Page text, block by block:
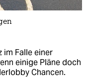
im Falle einer
einige Pläne doch
Chancen.